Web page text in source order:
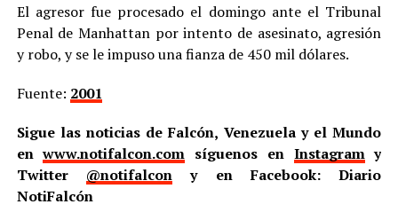
El agresor fue procesado el domingo ante el Tribunal
Penal de Manhattan por intento de asesinato, agresión
y robo, y se le impuso una fianza de 450 mil dólares.
Fuente: 2001
Sigue las noticias de Falcón, Venezuela y el Mundo
enwww.notifalcon.com síguenos en Instagramy
Twitter @notifalcon y en Facebook: Diario
NotiFalcón